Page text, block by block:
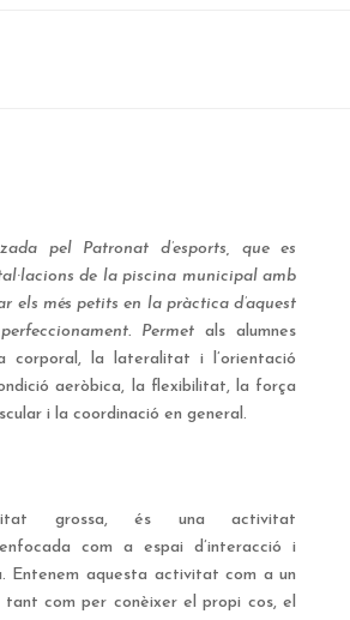
pel Patronat d’esports, que es
de la piscina municipal amb
els més petits en la pràctica d’aquest
Permet als alumnes
corporal, la lateralitat i l’orientació
aeròbica, la flexibilitat, la força
i la coordinació en general.
grossa, és una activitat
com a espai d’interacció i
Entenem aquesta activitat com a un
tant com per conèixer el propi cos, el